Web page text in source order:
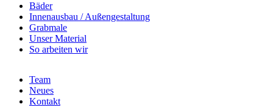
Bäder
Innenausbau / Außengestaltung
Grabmale
Unser Material
So arbeiten wir
Team
Neues
Kontakt